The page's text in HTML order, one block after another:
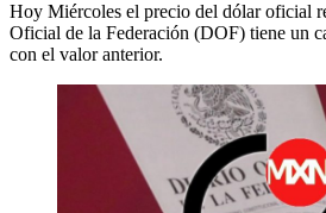
Hoy Miércoles el precio del dólar oficial
Oficial de la Federación (DOF) tiene un
con el valor anterior.